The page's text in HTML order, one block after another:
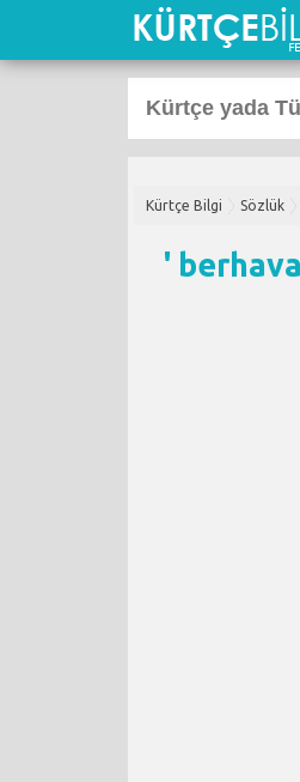
Kürtçe Bilgi Sözlük
'